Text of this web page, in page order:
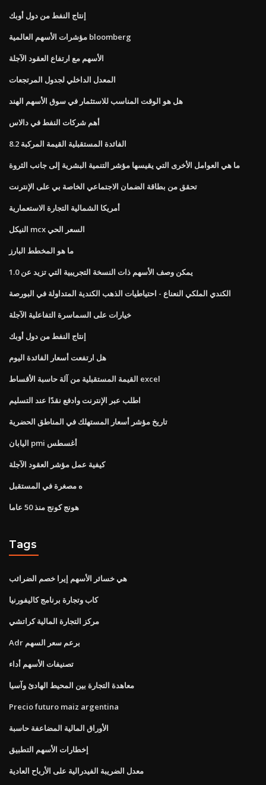
إنتاج النفط من دول أوبك
مؤشرات الأسهم العالمية bloomberg
الأسهم مع ارتفاع العقود الآجلة
المعدل الداخلي لجدول المرتجعات
هل هو الوقت المناسب للاستثمار في سوق الأسهم الهند
أهم شركات النفط في دالاس
8.2 الفائدة المستقبلية القيمة المركبة
ما هي العوامل الأخرى التي يقيسها مؤشر التنمية البشرية إلى جانب الثروة
تحقق من بطاقة الضمان الاجتماعي الخاصة بي على الإنترنت
أمريكا الشمالية التجارة الاستعمارية
النيكل mcx السعر الحي
ما هو المخطط البارز
يمكن وصف الأسهم ذات النسخة التجريبية التي تزيد عن 1.0
الكندي الملكي النعناع - احتياطيات الذهب الكندية المتداولة في البورصة
خيارات على السماسرة التفاعلية الآجلة
إنتاج النفط من دول أوبك
هل ارتفعت أسعار الفائدة اليوم
القيمة المستقبلية من آلة حاسبة الأقساط excel
اطلب عبر الإنترنت وادفع نقدًا عند التسليم
تاريخ مؤشر أسعار المستهلك في المناطق الحضرية
اليابان pmi أغسطس
كيفية عمل مؤشر العقود الآجلة
ه مصغرة في المستقبل
هونج كونج منذ 50 عاما
Tags
هي خسائر الأسهم إيرا خصم الضرائب
كاب وتجارة برنامج كاليفورنيا
مركز التجارة المالية كراتشي
Adr برعم سعر السهم
تصنيفات الأسهم أداء
معاهدة التجارة بين المحيط الهادئ وآسيا
Precio futuro maiz argentina
الأوراق المالية المضاعفة حاسبة
إخطارات الأسهم التطبيق
معدل الضريبة الفيدرالية على الأرباح العادية